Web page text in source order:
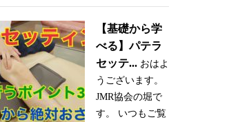
【基礎から学
べる】パテラ
セッテ... おはよ
うございます。
JMR協会の堀で
す。 いつもご覧